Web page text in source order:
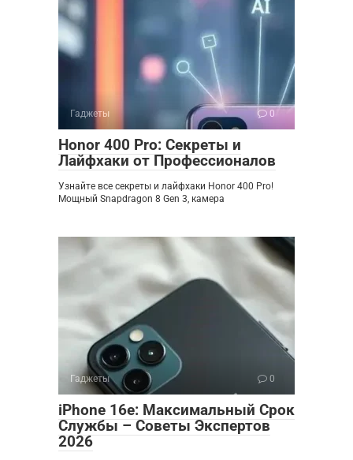
Гаджеты 0
Honor 400 Pro: Секреты и
Лайфхаки от Профессионалов
Узнайте все секреты и лайфхаки Honor 400 Pro!
Мощный Snapdragon 8 Gen 3, камера
Гаджеты 0
iPhone 16e: Максимальный Срок
Службы – Советы Экспертов
2026